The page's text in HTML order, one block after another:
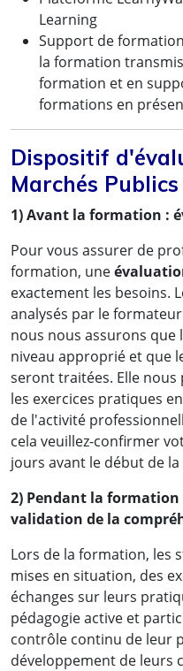
Learning
Support de
la formation
formation et en
formations en
Dispositif
Marchés Publics
1) Avant la formation :
Pour vous assurer de
formation, une
exactement les besoins.
analysés par le
nous nous assurons
niveau approprié et que
seront traitées. Elle
les exercices pratiques
de l'activité
cela veuillez-confirmer
jours avant le début de la
2) Pendant la
validation de la
Lors de la formation, les
mises en situation, des
échanges sur leurs
pédagogie active et
contrôle continu de leur
développement de leurs
Des résultats
par de vrais